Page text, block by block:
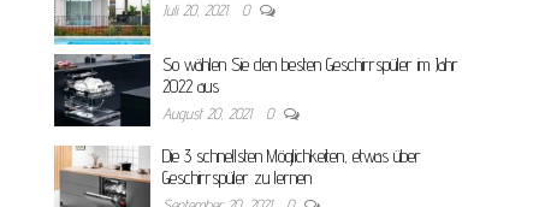
Juli 20, 2021 0
So wählen Sie den besten Geschirrspüler im Jahr
2022 aus
August 20, 2021 0
Die 3 schnellsten Möglichkeiten, etwas über
Geschirrspüler zu lernen